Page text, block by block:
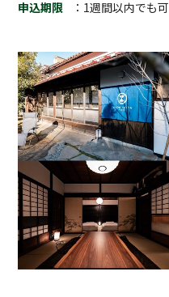
申込期限 ：1週間以内でも可